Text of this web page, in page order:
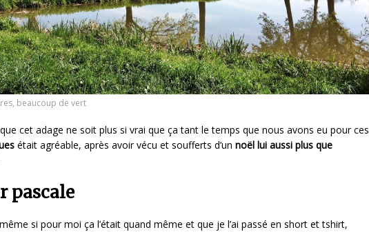
beaucoup de vert
cet adage ne soit plus si vrai que ça tant le temps que nous avons eu pour ces
était agréable, après avoir vécu et soufferts d’un noël lui aussi plus que
pascale
si pour moi ça l’était quand même et que je l’ai passé en short et tshirt,